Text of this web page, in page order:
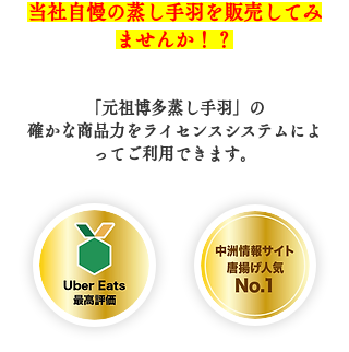
当社自慢の蒸し手羽を販売してみ
ませんか！？
「元祖博多蒸し手羽」の
確かな商品力をライセンスシステムによ
ってご利用できます。